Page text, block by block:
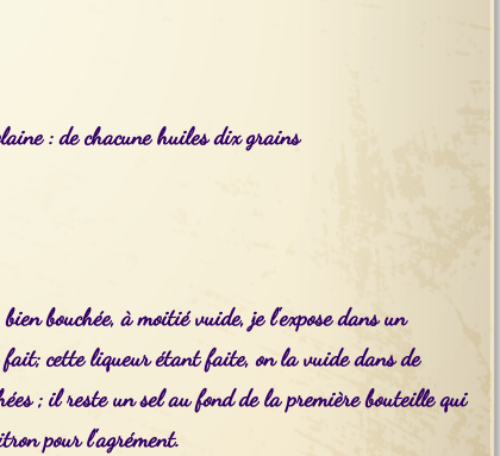
: de chacune huiles dix grains
bouchée, à moitié vuide, je l'expose dans un
fait; cette liqueur étant faite, on la vuide dans de
; il reste un sel au fond de la première bouteille qui
pour l'agrément.